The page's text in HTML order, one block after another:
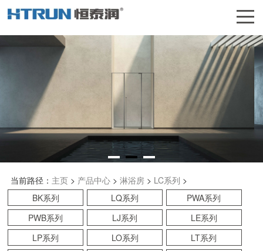
当前路径： 主页> 产品中心> 淋浴房> LC系列 >
BK系列
LQ系列
PWA系列
PWB系列
LJ系列
LE系列
LP系列
LO系列
LT系列